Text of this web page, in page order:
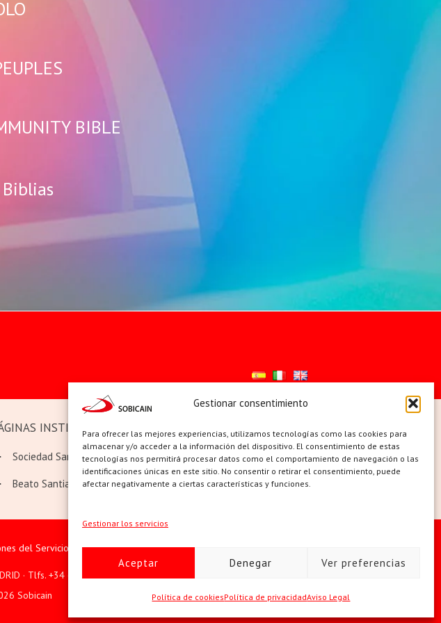
Gestionar consentimiento
Para ofrecer las mejores experiencias, utilizamos tecnologías como las cookies para
almacenar y/o acceder a la información del dispositivo. El consentimiento de estas
tecnologías nos permitirá procesar datos como el comportamiento de navegación o las
identificaciones únicas en este sitio. No consentir o retirar el consentimiento, puede
afectar negativamente a ciertas características y funciones.
Gestionar los servicios
Aceptar Denegar Ver preferencias
Política de cookiesPolítica de privacidadAviso Legal
BIBLE
INSTITUCIONALES
Sociedad San Pablo
Beato Santiago Alberione
del Servicio Política de cookies (UE)
· Tlfs. +34 623 307 995 | +34 91 742 5113 · sobicain@sobicain.org
Sobicain